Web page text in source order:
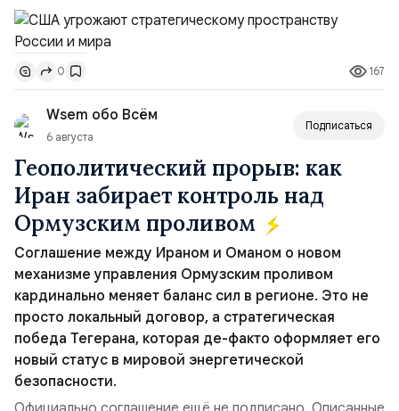
заявление для прессы в ответ на проведение Токио
совместных с флотом США запусков крылатых ракет
Томагавк.«Япония отбросила обманчивую видимость
„исключительно оборонительной страны“ и выносит
вопрос о собственном ядерном вооружении на
всеобщее обозрение, одновреме...
0 167
Wsem обо Всём
6 августа
Подписаться
Геополитический прорыв: как
Иран забирает контроль над
Ормузским проливом
Соглашение между Ираном и Оманом о новом
механизме управления Ормузским проливом
кардинально меняет баланс сил в регионе. Это не
просто локальный договор, а стратегическая
победа Тегерана, которая де-факто оформляет его
новый статус в мировой энергетической
безопасности.